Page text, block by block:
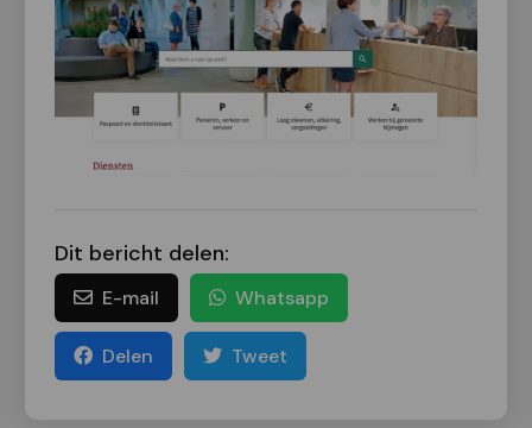
Dit bericht delen:
E-mail Whatsapp
Delen Tweet